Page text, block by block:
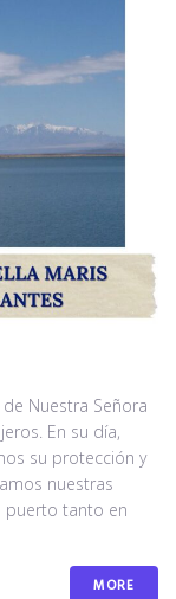
Nuestra Señora
En su día,
su protección y
nuestras
puerto tanto en
MORE